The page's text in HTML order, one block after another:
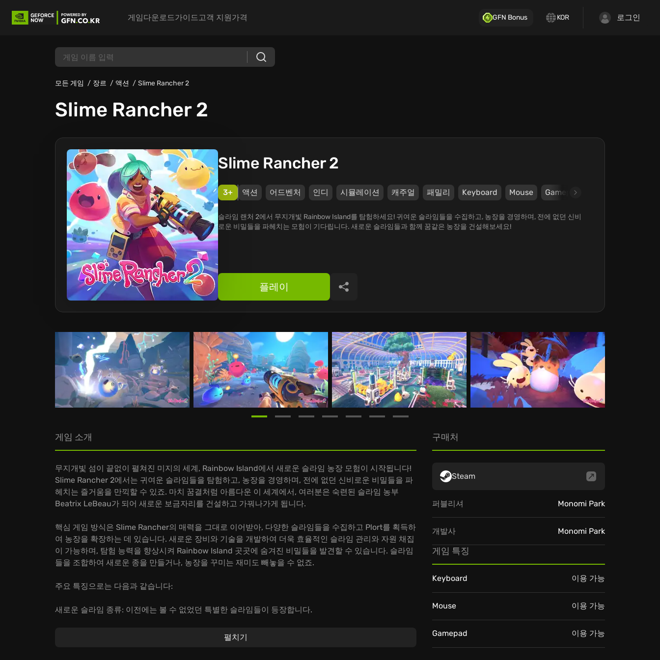
게임다운로드가이드고객 지원가격 GFN Bonus KOR 로그인
모든 게임 장르 액션 Slime Rancher 2
Slime Rancher 2
Slime Rancher 2
3+ 액션 어드벤처 인디 시뮬레이션 캐주얼 패밀리 Keyboard Mouse Gamepad
슬라임 랜처 2에서 무지개빛 Rainbow Island를 탐험하세요! 귀여운 슬라임들을 수집하고, 농장을 경영하며, 전에 없던 신비
로운 비밀들을 파헤치는 모험이 기다립니다. 새로운 슬라임들과 함께 꿈같은 농장을 건설해보세요!
플레이 공유
게임 소개
무지개빛 섬이 끝없이 펼쳐진 미지의 세계, Rainbow Island에서 새로운 슬라임 농장 모험이 시작됩니다!
Slime Rancher 2에서는 귀여운 슬라임들을 탐험하고, 농장을 경영하며, 전에 없던 신비로운 비밀들을 파
헤치는 즐거움을 만끽할 수 있죠. 마치 꿈결처럼 아름다운 이 세계에서, 여러분은 숙련된 슬라임 농부
Beatrix LeBeau가 되어 새로운 보금자리를 건설하고 가꿔나가게 됩니다.
핵심 게임 방식은 Slime Rancher의 매력을 그대로 이어받아, 다양한 슬라임들을 수집하고 Plort를 획득하
여 농장을 확장하는 데 있습니다. 새로운 장비와 기술을 개발하여 더욱 효율적인 슬라임 관리와 자원 채집
이 가능하며, 탐험 능력을 향상시켜 Rainbow Island 곳곳에 숨겨진 비밀들을 발견할 수 있습니다. 슬라임
들을 조합하여 새로운 종을 만들거나, 농장을 꾸미는 재미도 빼놓을 수 없죠.
주요 특징으로는 다음과 같습니다:
새로운 슬라임 종류: 이전에는 볼 수 없었던 특별한 슬라임들이 등장합니다.
향상된 농장 건설: 더욱 자유롭고 창의적으로 자신만의 농장을 디자인할 수 있습니다.
펼치기
구매처
Steam
퍼블리셔 Monomi Park
개발사 Monomi Park
게임 특징
Keyboard 이용 가능
Mouse 이용 가능
Gamepad 이용 가능